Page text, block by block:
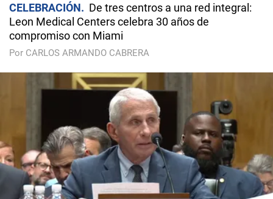
CELEBRACIÓN
De tres centros a una red integral:
Leon Medical Centers celebra 30 años de
compromiso con Miami
Por CARLOS ARMANDO CABRERA